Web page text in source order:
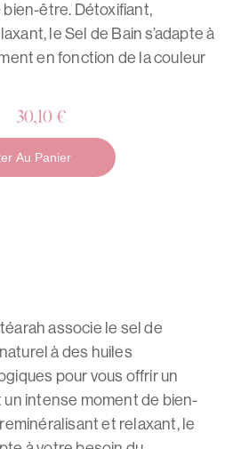
être. Détoxifiant,
le Sel de Bain s’adapte à
en fonction de la couleur
30,10 €
Au Panier
associe le sel de
à des huiles
pour vous offrir un
intense moment de bien-
et relaxant, le